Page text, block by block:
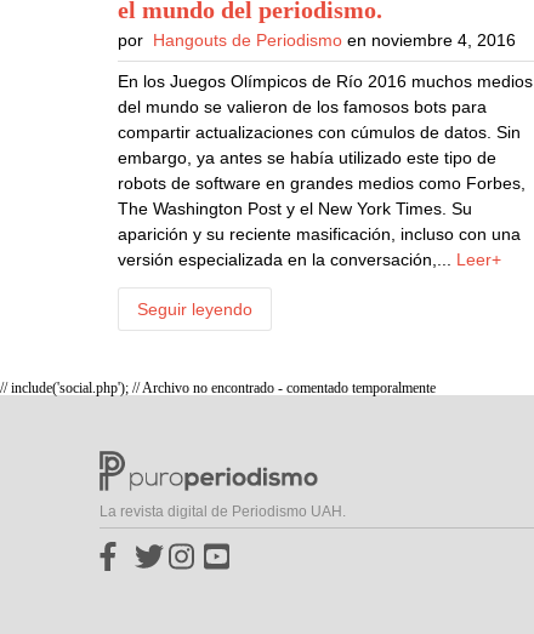
el mundo del periodismo.
por Hangouts de Periodismo en noviembre 4, 2016
En los Juegos Olímpicos de Río 2016 muchos medios
del mundo se valieron de los famosos bots para
compartir actualizaciones con cúmulos de datos. Sin
embargo, ya antes se había utilizado este tipo de
robots de software en grandes medios como Forbes,
The Washington Post y el New York Times. Su
aparición y su reciente masificación, incluso con una
versión especializada en la conversación,... Leer+
Seguir leyendo
// include('social.php'); // Archivo no encontrado - comentado temporalmente
La revista digital de Periodismo UAH.